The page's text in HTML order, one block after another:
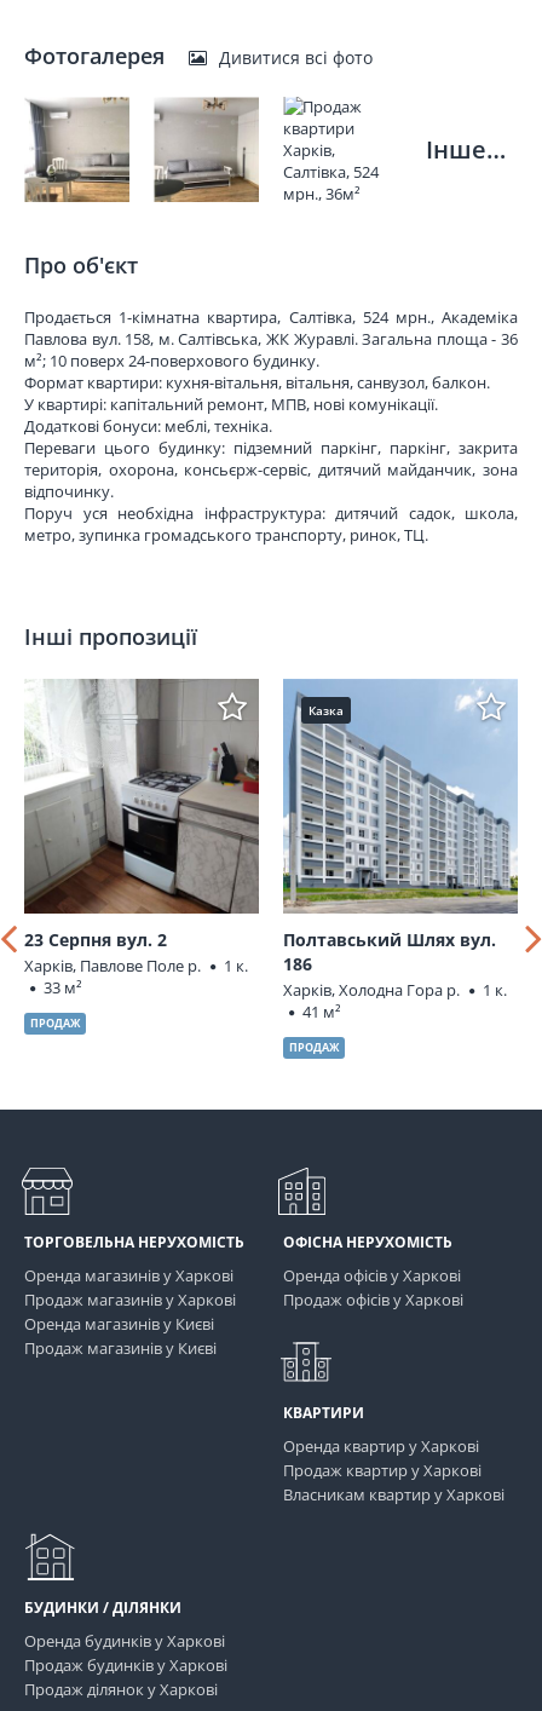
Фотогалерея Дивитися всі фото
Інше…
Про об'єкт
Продається 1-кімнатна квартира, Салтівка, 524 мрн., Академіка
Павлова вул. 158, м. Салтівська, ЖК Журавлі. Загальна площа - 36
м²; 10 поверх 24-поверхового будинку.
Формат квартири: кухня-вітальня, вітальня, санвузол, балкон.
У квартирі: капітальний ремонт, МПВ, нові комунікації.
Додаткові бонуси: меблі, техніка.
Переваги цього будинку: підземний паркінг, паркінг, закрита
територія, охорона, консьєрж-сервіс, дитячий майданчик, зона
відпочинку.
Поруч уся необхідна інфраструктура: дитячий садок, школа,
метро, зупинка громадського транспорту, ринок, ТЦ.
Інші пропозиції
23 Серпня вул. 2
Харків, Павлове Поле р.
1 к.
33 м²
ПРОДАЖ
Казка
Полтавський Шлях вул.
186
Харків, Холодна Гора р.
1 к.
41 м²
ПРОДАЖ
ТОРГОВЕЛЬНА НЕРУХОМІСТЬ
Оренда магазинів у Харкові
Продаж магазинів у Харкові
Оренда магазинів у Києві
Продаж магазинів у Києві
ОФІСНА НЕРУХОМІСТЬ
Оренда офісів у Харкові
Продаж офісів у Харкові
КВАРТИРИ
Оренда квартир у Харкові
Продаж квартир у Харкові
Власникам квартир у Харкові
БУДИНКИ / ДІЛЯНКИ
Оренда будинків у Харкові
Продаж будинків у Харкові
Продаж ділянок у Харкові